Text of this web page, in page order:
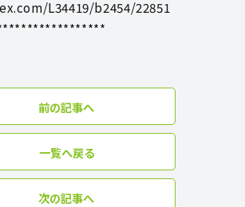
L34419/b2454/22851
前の記事へ
一覧へ戻る
次の記事へ